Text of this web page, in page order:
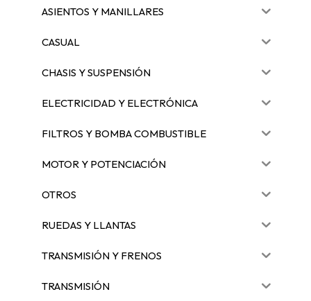
ASIENTOS Y MANILLARES
CASUAL
CHASIS Y SUSPENSIÓN
ELECTRICIDAD Y ELECTRÓNICA
FILTROS Y BOMBA COMBUSTIBLE
MOTOR Y POTENCIACIÓN
OTROS
RUEDAS Y LLANTAS
TRANSMISIÓN Y FRENOS
TRANSMISIÓN